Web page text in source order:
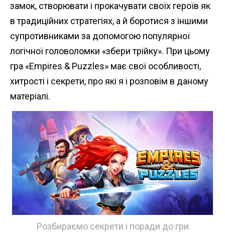
замок, створювати і прокачувати своїх героїв як
в традиційних стратегіях, а й боротися з іншими
супротивниками за допомогою популярної
логічної головоломки «збери трійку». При цьому
гра «Empires & Puzzles» має свої особливості,
хитрості і секрети, про які я і розповім в даному
матеріалі.
Розбираємо секрети і поради до гри